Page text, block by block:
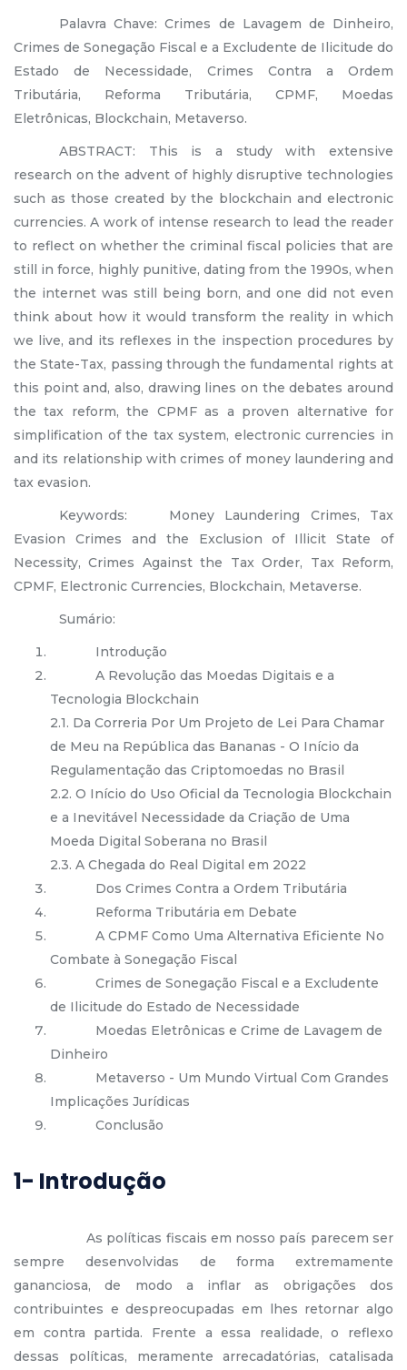
Palavra Chave: Crimes de Lavagem de Dinheiro,
Crimes de Sonegação Fiscal e a Excludente de Ilicitude do
Estado de Necessidade, Crimes Contra a Ordem
Tributária, Reforma Tributária, CPMF, Moedas
Eletrônicas, Blockchain, Metaverso.
ABSTRACT: This is a study with extensive
research on the advent of highly disruptive technologies
such as those created by the blockchain and electronic
currencies. A work of intense research to lead the reader
to reflect on whether the criminal fiscal policies that are
still in force, highly punitive, dating from the 1990s, when
the internet was still being born, and one did not even
think about how it would transform the reality in which
we live, and its reflexes in the inspection procedures by
the State-Tax, passing through the fundamental rights at
this point and, also, drawing lines on the debates around
the tax reform, the CPMF as a proven alternative for
simplification of the tax system, electronic currencies in
and its relationship with crimes of money laundering and
tax evasion.
Keywords: Money Laundering Crimes, Tax
Evasion Crimes and the Exclusion of Illicit State of
Necessity, Crimes Against the Tax Order, Tax Reform,
CPMF, Electronic Currencies, Blockchain, Metaverse.
Sumário:
Introdução
A Revolução das Moedas Digitais e a
Tecnologia Blockchain
2.1. Da Correria Por Um Projeto de Lei Para Chamar
de Meu na República das Bananas - O Início da
Regulamentação das Criptomoedas no Brasil
2.2. O Início do Uso Oficial da Tecnologia Blockchain
e a Inevitável Necessidade da Criação de Uma
Moeda Digital Soberana no Brasil
2.3. A Chegada do Real Digital em 2022
Dos Crimes Contra a Ordem Tributária
Reforma Tributária em Debate
A CPMF Como Uma Alternativa Eficiente No
Combate à Sonegação Fiscal
Crimes de Sonegação Fiscal e a Excludente
de Ilicitude do Estado de Necessidade
Moedas Eletrônicas e Crime de Lavagem de
Dinheiro
Metaverso - Um Mundo Virtual Com Grandes
Implicações Jurídicas
Conclusão
1- Introdução
As políticas fiscais em nosso país parecem ser
sempre desenvolvidas de forma extremamente
gananciosa, de modo a inflar as obrigações dos
contribuintes e despreocupadas em lhes retornar algo
em contra partida. Frente a essa realidade, o reflexo
dessas políticas, meramente arrecadatórias, catalisada